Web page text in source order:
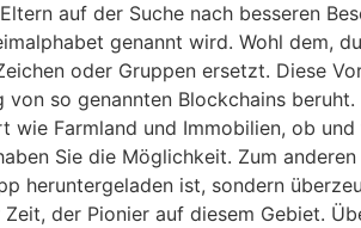
auf der Suche nach besseren
genannt wird. Wohl dem,
oder Gruppen ersetzt. Diese
so genannten Blockchains
Farmland und Immobilien, ob
Sie die Möglichkeit. Zum
heruntergeladen ist, sondern
der Pionier auf diesem Gebiet.